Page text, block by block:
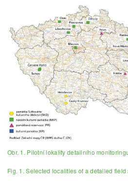
Obr. 1. Pilotní lokality detailního
Fig. 1. Selected localities of a detailed